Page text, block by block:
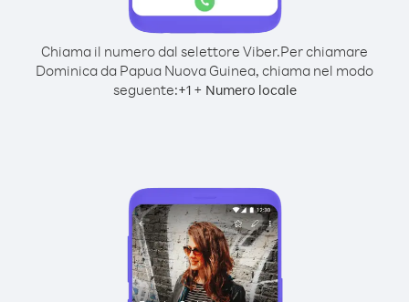
Chiama il numero dal selettore Viber.Per chiamare
Dominica da Papua Nuova Guinea, chiama nel modo
seguente:+1+ Numero locale